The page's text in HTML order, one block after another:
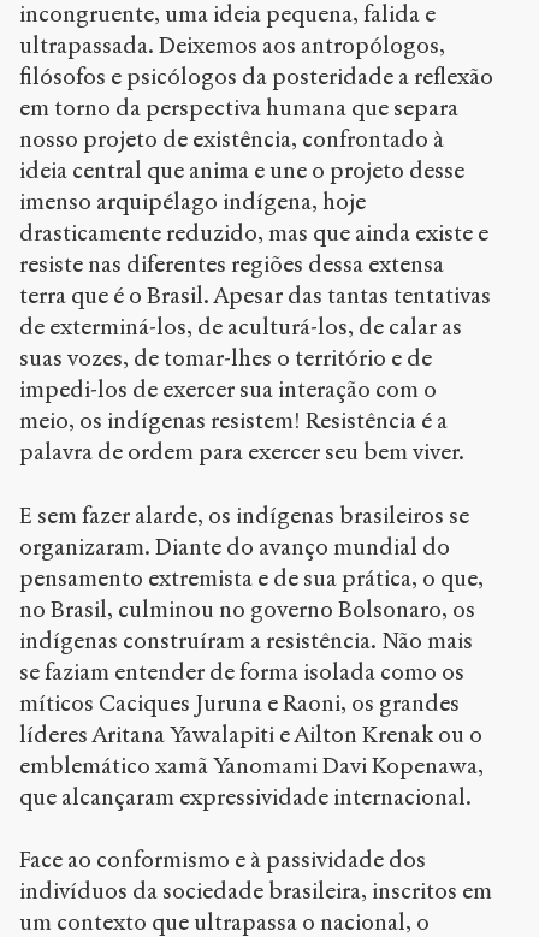
incongruente, uma ideia pequena, falida e
ultrapassada. Deixemos aos antropólogos,
filósofos e psicólogos da posteridade a reflexão
em torno da perspectiva humana que separa
nosso projeto de existência, confrontado à
ideia central que anima e une o projeto desse
imenso arquipélago indígena, hoje
drasticamente reduzido, mas que ainda existe e
resiste nas diferentes regiões dessa extensa
terra que é o Brasil. Apesar das tantas tentativas
de exterminá-los, de aculturá-los, de calar as
suas vozes, de tomar-lhes o território e de
impedi-los de exercer sua interação com o
meio, os indígenas resistem! Resistência é a
palavra de ordem para exercer seu bem viver.
E sem fazer alarde, os indígenas brasileiros se
organizaram. Diante do avanço mundial do
pensamento extremista e de sua prática, o que,
no Brasil, culminou no governo Bolsonaro, os
indígenas construíram a resistência. Não mais
se faziam entender de forma isolada como os
míticos Caciques Juruna e Raoni, os grandes
líderes Aritana Yawalapiti e Ailton Krenak ou o
emblemático xamã Yanomami Davi Kopenawa,
que alcançaram expressividade internacional.
Face ao conformismo e à passividade dos
indivíduos da sociedade brasileira, inscritos em
um contexto que ultrapassa o nacional, o